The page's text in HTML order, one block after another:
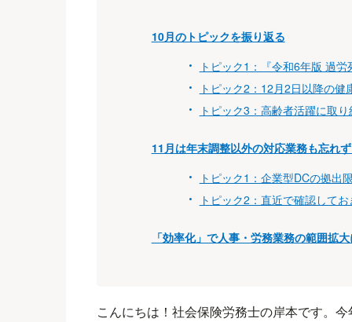
10月のトピックを振り返る
トピック1：『令和6年版 過
トピック2：12月2日以降の
トピック3：高齢者活躍に取
11月は年末調整以外の対応業務も忘れ
トピック1：企業型DCの拠出
トピック2：直近で確認して
「効率化」で人事・労務業務の範囲拡
こんにちは！社会保険労務士の岸本です。